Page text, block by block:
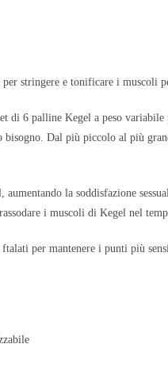
stringere e tonificare i muscoli
6 palline Kegel a peso variabile
Dal più piccolo al più
la soddisfazione
i muscoli di Kegel nel
per mantenere i punti più